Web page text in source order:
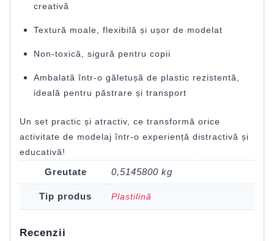
creativă
Textură moale, flexibilă și ușor de modelat
Non-toxică, sigură pentru copii
Ambalată într-o găletușă de plastic rezistentă,
ideală pentru păstrare și transport
Un set practic și atractiv, ce transformă orice
activitate de modelaj într-o experiență distractivă și
educativă!
Greutate 0,5145800 kg
Tip produs Plastilină
Recenzii